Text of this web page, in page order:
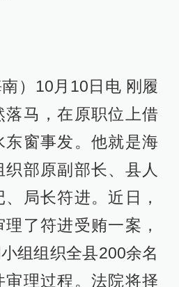
）10月10日电 刚履
落马，在原职位上借
窗事发。他就是海
部原副部长、县人
局长符进。近日，
了符进受贿一案，
组组织全县200余名
理过程。法院将择